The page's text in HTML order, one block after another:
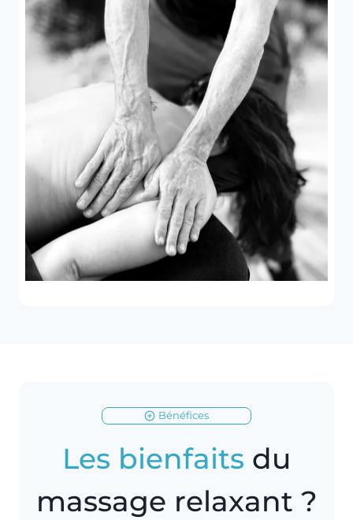
Bénéfices
Les bienfaits du
massage relaxant ?